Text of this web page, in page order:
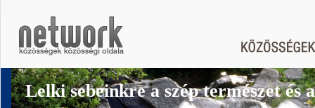
Lelki sebeinkre a szép természet és